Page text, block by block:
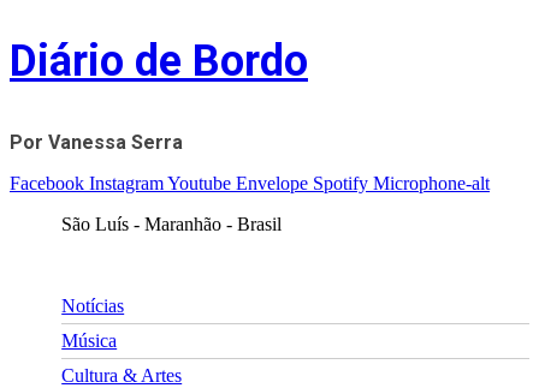
Skip
to
content
Diário de Bordo
Por Vanessa Serra
Facebook InstagramYoutube Envelope Spotify Microphone-alt
São Luís - Maranhão - Brasil
Notícias
Música
Cultura & Artes